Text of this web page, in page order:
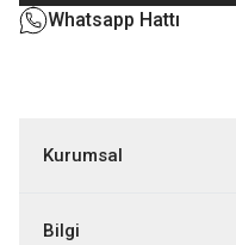
Whatsapp Hattı
Kurumsal
Bilgi